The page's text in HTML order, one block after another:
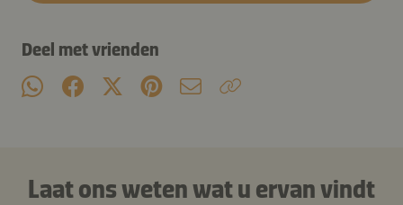
Deel met vrienden
Laat ons weten wat u ervan vindt